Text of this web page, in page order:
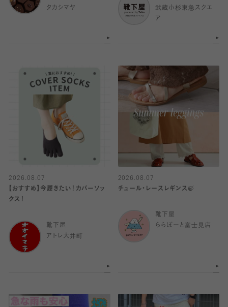
タカシマヤ
武蔵小杉東急スクエ
ア
2026.08.07
【おすすめ】今履きたい！カバーソッ
クス！
靴下屋
アトレ大井町
2026.08.07
チュール・レースレギンス🍃
靴下屋
ららぽーと富士見店